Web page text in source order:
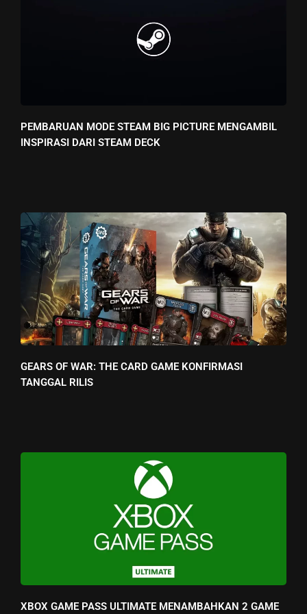
PEMBARUAN MODE STEAM BIG PICTURE MENGAMBIL
INSPIRASI DARI STEAM DECK
GEARS OF WAR: THE CARD GAME KONFIRMASI
TANGGAL RILIS
XBOX GAME PASS ULTIMATE MENAMBAHKAN 2 GAME